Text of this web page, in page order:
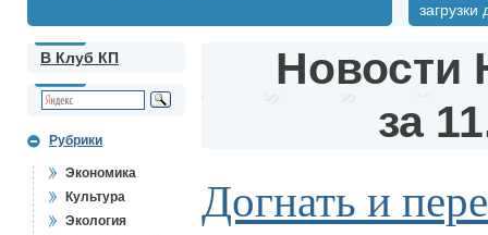
В Клуб КП
Рубрики
Экономика
Культура
Экология
Новости
за
Догнать и